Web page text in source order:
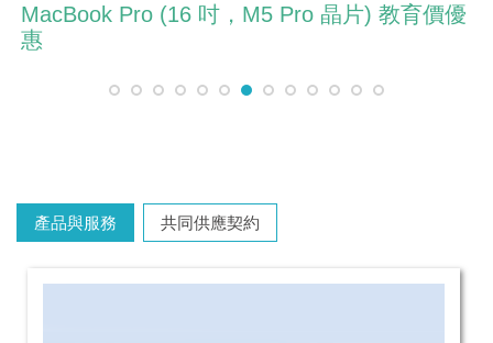
優
產品與服務 共同供應契約